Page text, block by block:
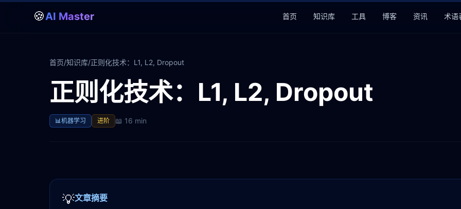
🍪AI Master 首页 知识库 工具 博客 资讯 术语
首页/知识库/正则化技术：L1, L2, Dropout
正则化技术：L1, L2, Dropout
📊机器学习 进阶 📖 16 min
💡文章摘要